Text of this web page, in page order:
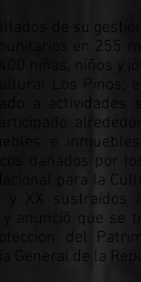
de su
en 255
niñas, niños y
Los
a
e
dañados por
para la
XX sustraídos
anunció que se
del
General de la